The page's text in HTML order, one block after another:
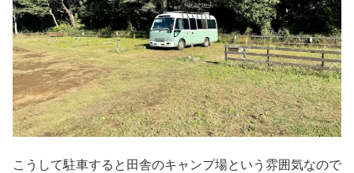
こうして駐車すると田舎のキャンプ場という雰囲気なので